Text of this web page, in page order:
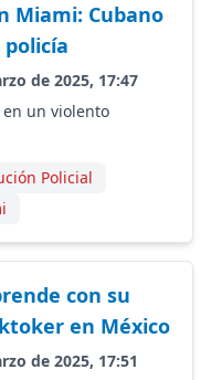
Miami: Cubano
de 2025, 17:47
un violento
Policial
con su
en México
de 2025, 17:51